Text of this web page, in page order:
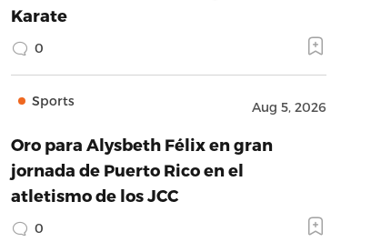
Karate
0
Sports Aug 5, 2026
Oro para Alysbeth Félix en gran
jornada de Puerto Rico en el
atletismo de los JCC
0